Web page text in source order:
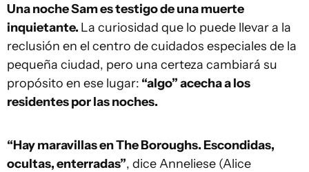
Una noche Sam es testigo de una muerte
inquietante. La curiosidad que lo puede llevar a la
reclusión en el centro de cuidados especiales de la
pequeña ciudad, pero una certeza cambiará su
propósito en ese lugar: “algo” acecha a los
residentes por las noches.
“Hay maravillas en The Boroughs. Escondidas,
ocultas, enterradas”, dice Anneliese (Alice